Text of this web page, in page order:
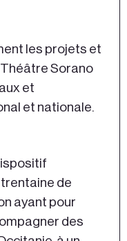
les projets et
Sorano
et
et nationale.
de
ayant pour
des